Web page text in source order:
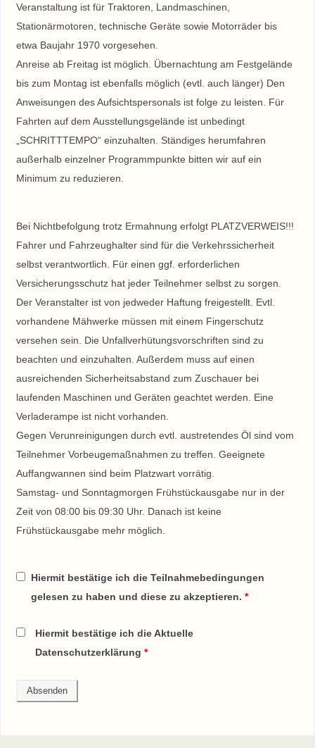
Veranstaltung ist für Traktoren, Landmaschinen,
Stationärmotoren, technische Geräte sowie Motorräder bis
etwa Baujahr 1970 vorgesehen.
Anreise ab Freitag ist möglich. Übernachtung am Festgelände
bis zum Montag ist ebenfalls möglich (evtl. auch länger) Den
Anweisungen des Aufsichtspersonals ist folge zu leisten. Für
Fahrten auf dem Ausstellungsgelände ist unbedingt
„SCHRITTTEMPO“ einzuhalten. Ständiges herumfahren
außerhalb einzelner Programmpunkte bitten wir auf ein
Minimum zu reduzieren.
Bei Nichtbefolgung trotz Ermahnung erfolgt PLATZVERWEIS!!!
Fahrer und Fahrzeughalter sind für die Verkehrssicherheit
selbst verantwortlich. Für einen ggf. erforderlichen
Versicherungsschutz hat jeder Teilnehmer selbst zu sorgen.
Der Veranstalter ist von jedweder Haftung freigestellt. Evtl.
vorhandene Mähwerke müssen mit einem Fingerschutz
versehen sein. Die Unfallverhütungsvorschriften sind zu
beachten und einzuhalten. Außerdem muss auf einen
ausreichenden Sicherheitsabstand zum Zuschauer bei
laufenden Maschinen und Geräten geachtet werden. Eine
Verladerampe ist nicht vorhanden.
Gegen Verunreinigungen durch evtl. austretendes Öl sind vom
Teilnehmer Vorbeugemaßnahmen zu treffen. Geeignete
Auffangwannen sind beim Platzwart vorrätig.
Samstag- und Sonntagmorgen Frühstückausgabe nur in der
Zeit von 08:00 bis 09:30 Uhr. Danach ist keine
Frühstückausgabe mehr möglich.
Hiermit bestätige ich die Teilnahmebedingungen
gelesen zu haben und diese zu akzeptieren. *
Hiermit bestätige ich die Aktuelle
Datenschutzerklärung *